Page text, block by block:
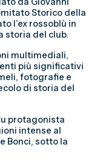
Storico della
l’ex rossoblù in
storia del club.
multimediali,
più significativi
fotografie e
di storia del
protagonista
intense al
Bonci, sotto la